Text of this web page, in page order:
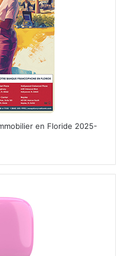
:
par deux officiers de
John Cusack,
en Floride 2025-